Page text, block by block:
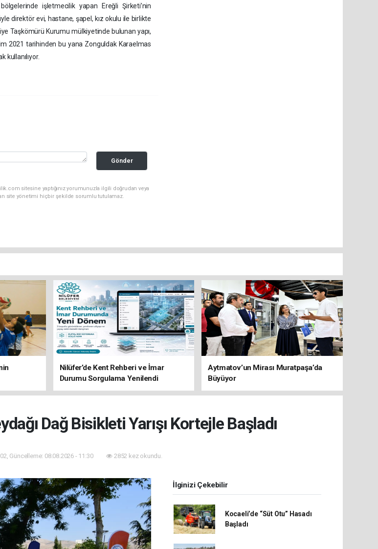
işletmecilik yapan Ereğli Şirketi’nin
direktör evi, hastane, şapel, kız okulu ile birlikte
Taşkömürü Kurumu mülkiyetinde bulunan yapı,
2021 tarihinden bu yana Zonguldak Karaelmas
kullanılıyor.
Gönder
sitesine yaptığınız yorumunuzla ilgili doğrudan veya
site yönetimi hiçbir şekilde sorumlu tutulamaz.
Nilüfer’de Kent Rehberi ve İmar
Durumu Sorgulama Yenilendi
Aytmatov’un Mirası Muratpaşa’da
Büyüyor
Dağ Bisikleti Yarışı Kortejle Başladı
Güncelleme: 08.08.2026 - 11:30 2852 kez okundu.
İlginizi Çekebilir
Kocaeli’de “Süt Otu” Hasadı
Başladı